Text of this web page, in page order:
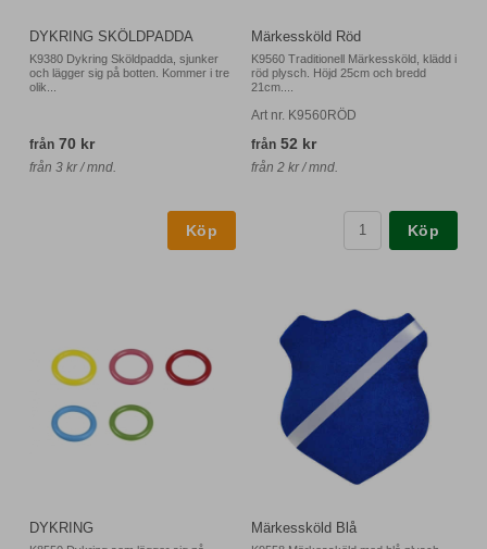
DYKRING SKÖLDPADDA
K9380 Dykring Sköldpadda, sjunker
och lägger sig på botten. Kommer i tre
olik...
från 70 kr
från 3 kr / mnd.
Märkessköld Röd
K9560 Traditionell Märkessköld, klädd i
röd plysch. Höjd 25cm och bredd
21cm....
Art nr. K9560RÖD
från 52 kr
från 2 kr / mnd.
Köp
DYKRING Märkessköld Blå